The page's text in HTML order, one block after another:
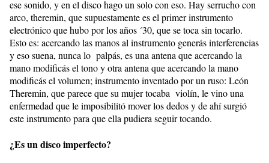
ese sonido, y en el disco hago un solo con eso. Hay serrucho con
arco, theremin, que supuestamente es el primer instrumento
electrónico que hubo por los años ´30, que se toca sin tocarlo.
Esto es: acercando las manos al instrumento generás interferencias
y eso suena, nunca lo palpás, es una antena que acercando la
mano modificás el tono y otra antena que acercando la mano
modificás el volumen; instrumento inventado por un ruso: León
Theremin, que parece que su mujer tocaba violín, le vino una
enfermedad que le imposibilitó mover los dedos y de ahí surgió
este instrumento para que ella pudiera seguir tocando.
¿Es un disco imperfecto?